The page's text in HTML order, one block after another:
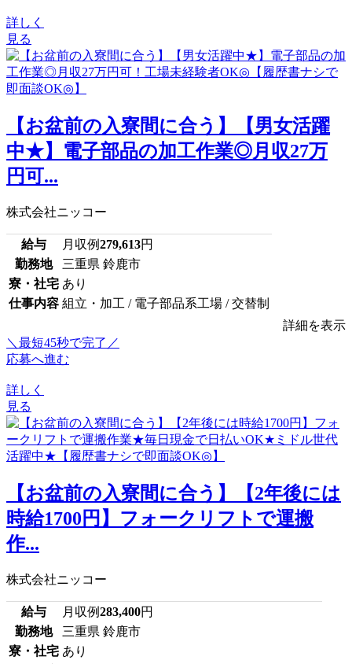
詳しく
見る
【お盆前の入寮間に合う】【男女活躍
中★】電子部品の加工作業◎月収27万
円可...
株式会社ニッコー
給与 月収例279,613円
勤務地
三重県 鈴鹿市
寮・社宅 あり
仕事内容 組立・加工 / 電子部品系工場 / 交替制
詳細を表示
＼最短45秒で完了／
応募へ進む
詳しく
見る
【お盆前の入寮間に合う】【2年後には
時給1700円】フォークリフトで運搬
作...
株式会社ニッコー
給与 月収例283,400円
勤務地
三重県 鈴鹿市
寮・社宅 あり